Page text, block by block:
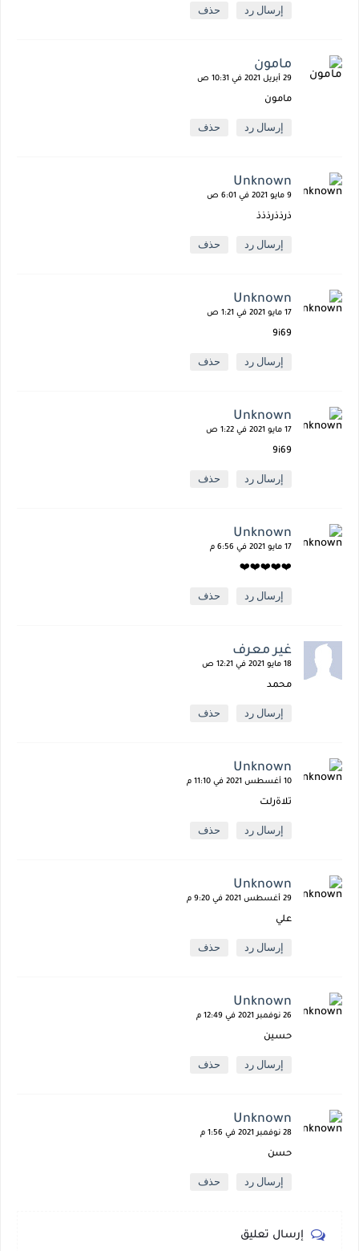
إرسال رد حذف
مامون
29 أبريل 2021 في 10:31 ص
مامون
إرسال رد حذف
Unknown
9 مايو 2021 في 6:01 ص
ذرذذرذذذ
إرسال رد حذف
Unknown
17 مايو 2021 في 1:21 ص
9i69
إرسال رد حذف
Unknown
17 مايو 2021 في 1:22 ص
9i69
إرسال رد حذف
Unknown
17 مايو 2021 في 6:56 م
❤️❤️❤️❤️❤️
إرسال رد حذف
غير معرف
18 مايو 2021 في 12:21 ص
محمد
إرسال رد حذف
Unknown
10 أغسطس 2021 في 11:10 م
تلاةرلت
إرسال رد حذف
Unknown
29 أغسطس 2021 في 9:20 م
علي
إرسال رد حذف
Unknown
26 نوفمبر 2021 في 12:49 م
حسين
إرسال رد حذف
Unknown
28 نوفمبر 2021 في 1:56 م
حسن
إرسال رد حذف
إرسال تعليق